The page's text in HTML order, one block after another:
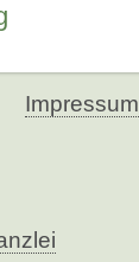
Impressum